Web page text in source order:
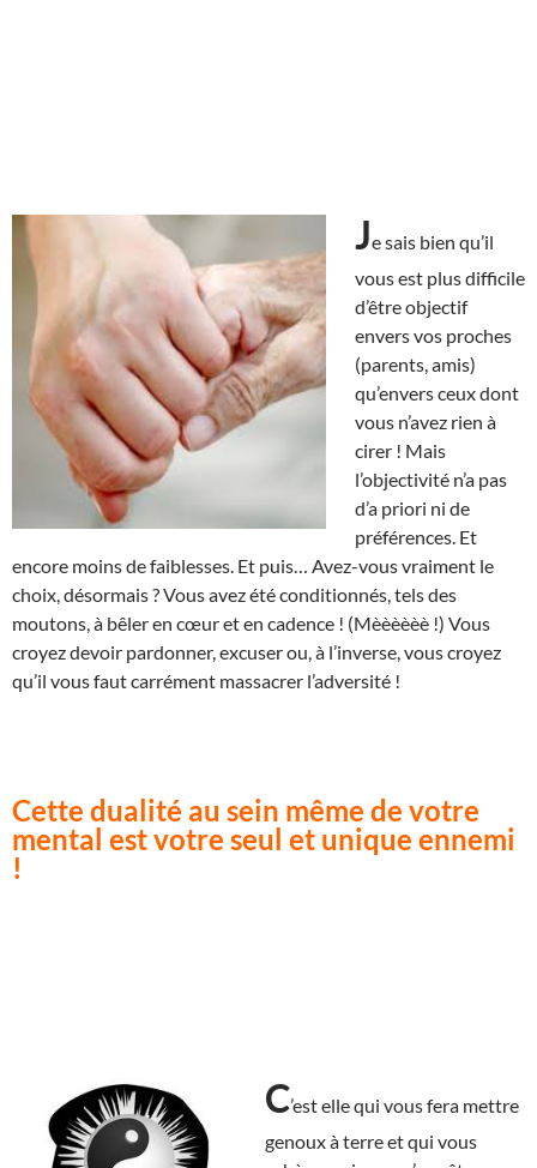
Je sais bien qu’il
vous est plus difficile
d’être objectif
envers vos proches
(parents, amis)
qu’envers ceux dont
vous n’avez rien à
cirer ! Mais
l’objectivité n’a pas
d’a priori ni de
préférences. Et
encore moins de faiblesses. Et puis… Avez-vous vraiment le
choix, désormais ? Vous avez été conditionnés, tels des
moutons, à bêler en cœur et en cadence ! (Mèèèèèè !) Vous
croyez devoir pardonner, excuser ou, à l’inverse, vous croyez
qu’il vous faut carrément massacrer l’adversité !
Cette dualité au sein même de votre
mental est votre seul et unique ennemi
!
C’est elle qui vous fera mettre
genoux à terre et qui vous